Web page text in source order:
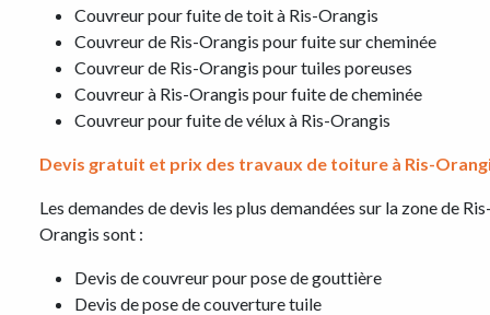
Couvreur pour fuite de toit à Ris-Orangis
Couvreur de Ris-Orangis pour fuite sur cheminée
Couvreur de Ris-Orangis pour tuiles poreuses
Couvreur à Ris-Orangis pour fuite de cheminée
Couvreur pour fuite de vélux à Ris-Orangis
Devis gratuit et prix des travaux de toiture à Ris-
Les demandes de devis les plus demandées sur la zone de
Orangis sont :
Devis de couvreur pour pose de gouttière
Devis de pose de couverture tuile